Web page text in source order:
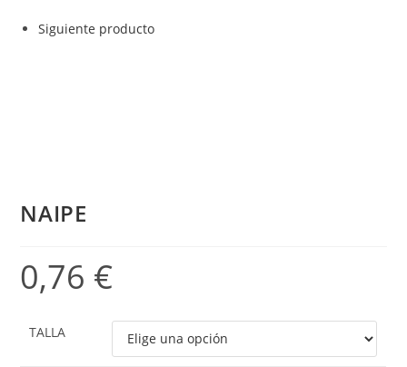
Siguiente producto
NAIPE
0,76 €
TALLA